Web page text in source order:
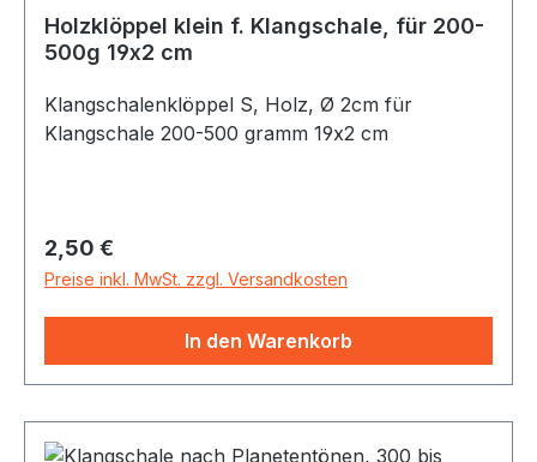
Holzklöppel klein f. Klangschale, für 200-
500g 19x2 cm
Klangschalenklöppel S, Holz, Ø 2cm für
Klangschale 200-500 gramm 19x2 cm
Regulärer Preis:
2,50 €
Preise inkl. MwSt. zzgl. Versandkosten
In den Warenkorb